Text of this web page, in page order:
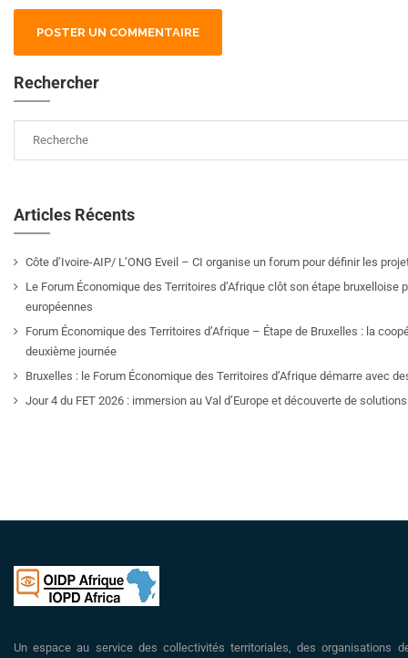
Rechercher
Articles Récents
Côte d’Ivoire-AIP/ L’ONG Eveil – CI organise un forum pour définir les
Le Forum Économique des Territoires d’Afrique clôt son étape
européennes
Forum Économique des Territoires d’Afrique – Étape de Bruxelles : la
deuxième journée
Bruxelles : le Forum Économique des Territoires d’Afrique démarre avec
Jour 4 du FET 2026 : immersion au Val d’Europe et découverte de
Un espace au service des collectivités territoriales, des organisations